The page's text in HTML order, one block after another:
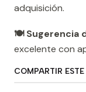
adquisición.
🍽️ Sugerencia
excelente con
COMPARTIR